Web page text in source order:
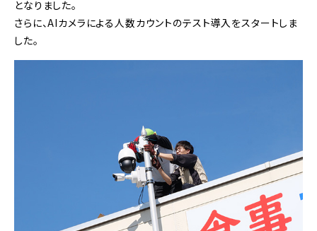
となりました。
さらに、AIカメラによる人数カウントのテスト導入をスタートしま
した。